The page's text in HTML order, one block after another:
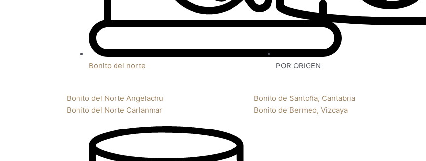
Bonito del norte
Bonito del Norte Angelachu
Bonito del Norte Carlanmar
POR ORIGEN
Bonito de Santoña, Cantabria
Bonito de Bermeo, Vizcaya